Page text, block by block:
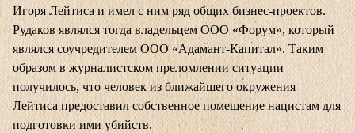
Игоря Лейтиса и имел с ним ряд общих бизнес-проектов.
Рудаков являлся тогда владельцем ООО «Форум», который
являлся соучредителем ООО «Адамант-Капитал». Таким
образом в журналистском преломлении ситуации
получилось, что человек из ближайшего окружения
Лейтиса предоставил собственное помещение нацистам для
подготовки ими убийств.